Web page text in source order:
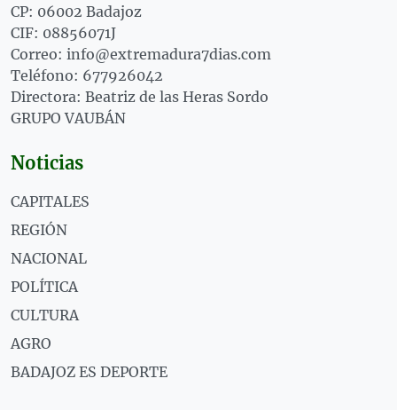
CP: 06002 Badajoz
CIF: 08856071J
Correo: info@extremadura7dias.com
Teléfono: 677926042
Directora: Beatriz de las Heras Sordo
GRUPO VAUBÁN
Noticias
CAPITALES
REGIÓN
NACIONAL
POLÍTICA
CULTURA
AGRO
BADAJOZ ES DEPORTE